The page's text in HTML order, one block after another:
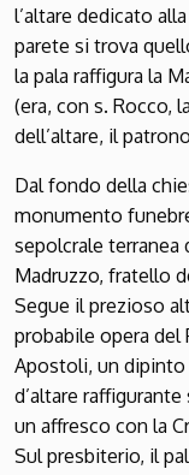
l’altare dedicato
parete si trova
la pala raffigura la
(era, con s. Rocco,
dell’altare, il
Dal fondo della
monumento
sepolcrale terranea
Madruzzo, fratello
Segue il prezioso
probabile opera del
Apostoli, un dipinto
d’altare
un affresco con la
Sul presbiterio, il